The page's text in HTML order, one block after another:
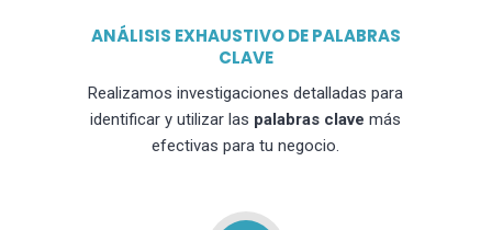
ANÁLISIS EXHAUSTIVO DE PALABRAS
CLAVE
Realizamos investigaciones detalladas para
identificar y utilizar las palabras clave más
efectivas para tu negocio.